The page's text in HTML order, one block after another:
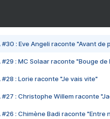
#30 : Eve Angeli raconte "Avant de
#29 : MC Solaar raconte "Bouge de
#28 : Lorie raconte "Je vais vite"
#27 : Christophe Willem raconte
#26 : Chimène Badi raconte "Entre